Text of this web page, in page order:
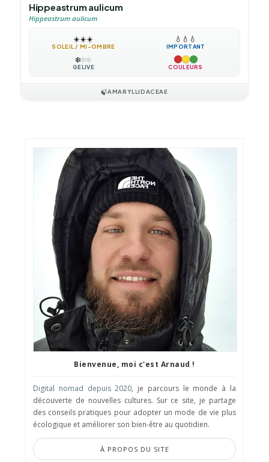
Hippeastrum aulicum
Hippeastrum aulicum
☀️☀️☀️
SOLEIL / MI-OMBRE
💧 💧 💧
IMPORTANT
❄️❄️❄️
GÉLIVE COULEURS
🍃AMARYLLIDACEAE
Bienvenue, moi c'est Arnaud !
Digital nomad depuis 2020, je parcours le monde à la
découverte de nouvelles cultures. Sur ce site, je partage
des conseils pratiques pour adopter un mode de vie plus
écologique et améliorer son bien-être au quotidien.
À PROPOS DU SITE